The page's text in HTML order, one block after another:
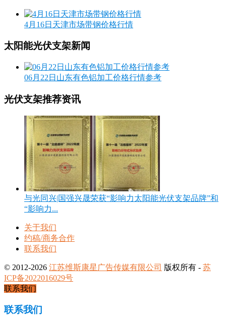
4月16日天津市场带钢价格行情
太阳能光伏支架新闻
06月22日山东有色铝加工价格行情参考
光伏支架推荐资讯
与光同兴|国强兴晟荣获“影响力太阳能光伏支架品牌”和
“影响力...
关于我们
约稿/商务合作
联系我们
© 2012-2026 江苏维斯康星广告传媒有限公司 版权所有 - 苏
ICP备2022016029号
联系我们
联系我们